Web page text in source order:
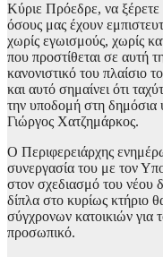
Κύριε Πρόεδρε, να
όσους μας έχουν
χωρίς εγωισμούς, χωρίς
που προστίθεται σε αυτή
κανονιστικό του πλαίσιο
και αυτό σημαίνει ότι
την υποδομή στη δημόσια
Γιώργος Χατζημάρκος.
Ο Περιφερειάρχης
συνεργασία του με τον
στον σχεδιασμό του νέου
δίπλα στο κυρίως κτήριο
σύγχρονων κατοικιών για
προσωπικό.